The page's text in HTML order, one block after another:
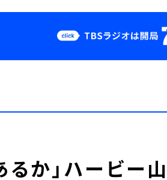
るか」ハービー